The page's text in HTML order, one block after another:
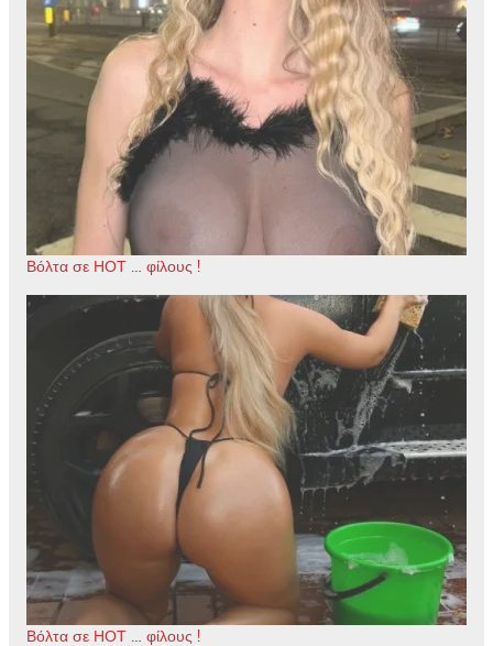
Βόλτα σε ΗΟΤ … φίλους !
Βόλτα σε ΗΟΤ … φίλους !